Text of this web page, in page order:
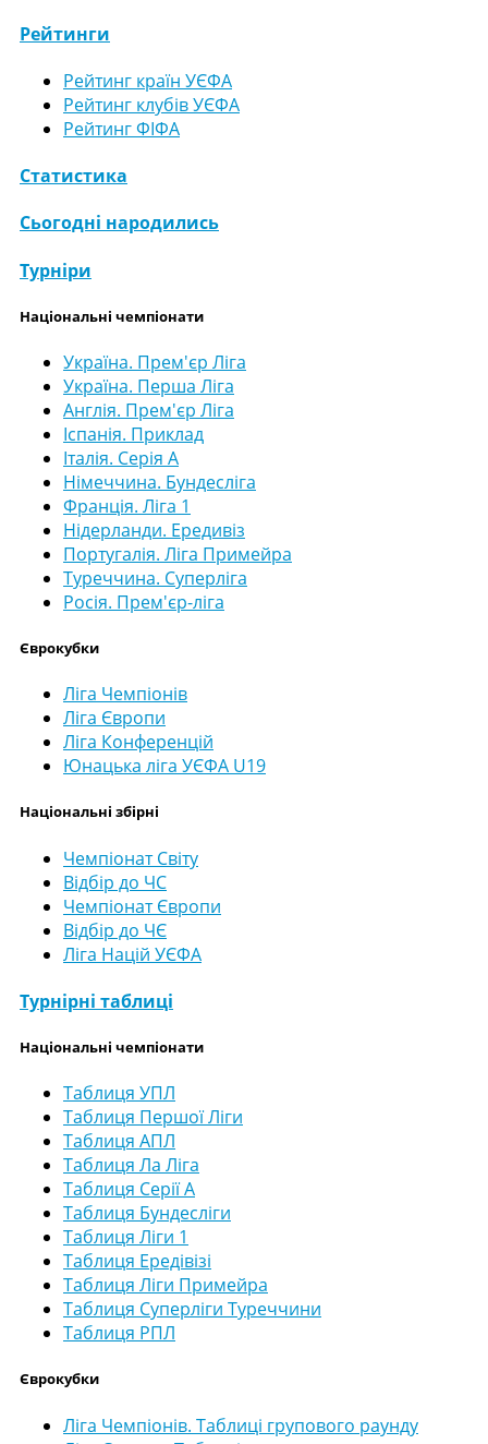
Рейтинги
Рейтинг країн УЄФА
Рейтинг клубів УЄФА
Рейтинг ФІФА
Статистика
Сьогодні народились
Турніри
Національні чемпіонати
Україна. Прем'єр Ліга
Україна. Перша Ліга
Англія. Прем'єр Ліга
Іспанія. Приклад
Італія. Серія А
Німеччина. Бундесліга
Франція. Ліга 1
Нідерланди. Ередивіз
Португалія. Ліга Примейра
Туреччина. Суперліга
Росія. Прем'єр-ліга
Єврокубки
Ліга Чемпіонів
Ліга Європи
Ліга Конференцій
Юнацька ліга УЄФА U19
Національні збірні
Чемпіонат Світу
Відбір до ЧС
Чемпіонат Європи
Відбір до ЧЄ
Ліга Націй УЄФА
Турнірні таблиці
Національні чемпіонати
Таблиця УПЛ
Таблиця Першої Ліги
Таблиця АПЛ
Таблиця Ла Ліга
Таблиця Серії А
Таблиця Бундесліги
Таблиця Ліги 1
Таблиця Ередівізі
Таблиця Ліги Примейра
Таблиця Суперліги Туреччини
Таблиця РПЛ
Єврокубки
Ліга Чемпіонів. Таблиці групового раунду